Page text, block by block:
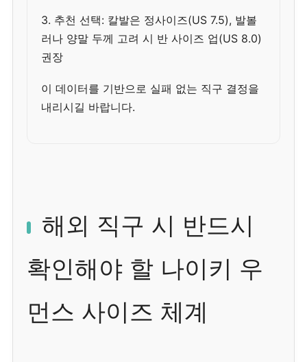
3. 추천 선택: 칼발은 정사이즈(US 7.5), 발볼
러나 양말 두께 고려 시 반 사이즈 업(US 8.0)
권장
이 데이터를 기반으로 실패 없는 직구 결정을
내리시길 바랍니다.
해외 직구 시 반드시
확인해야 할 나이키 우
먼스 사이즈 체계